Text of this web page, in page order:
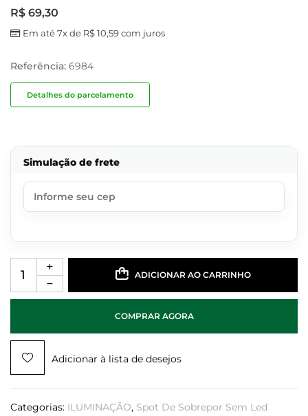
R$ 69,30
Em até 7x de R$10,59com juros
Referência: 6984
Detalhes do parcelamento
Simulação de frete
ADICIONAR AO CARRINHO
COMPRAR AGORA
Adicionar à lista de desejos
Categorias: ILUMINAÇÃO, Spot De Sobrepor Sem Led